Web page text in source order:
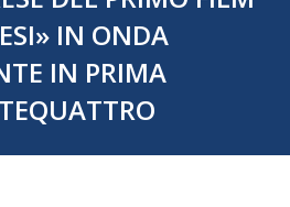
IN ONDA
IN PRIMA